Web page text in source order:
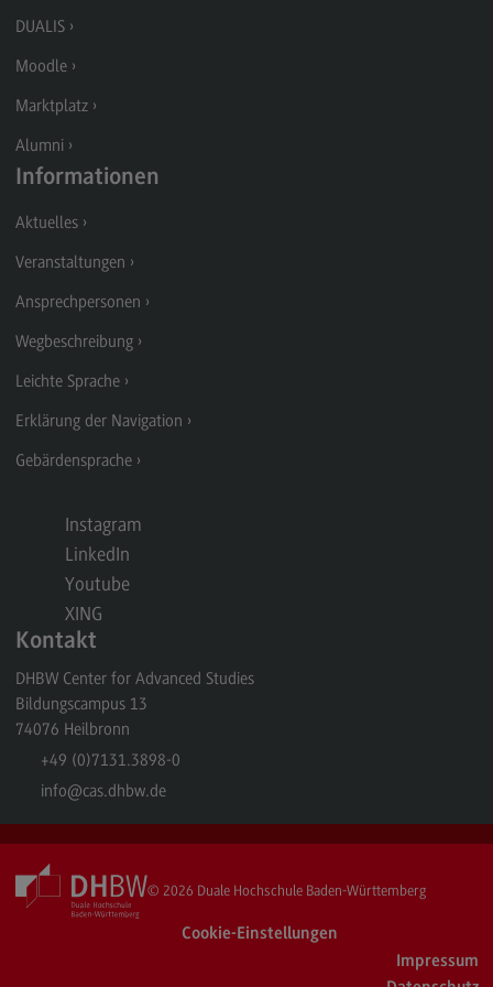
Modulangebot
Berufsperspektiven
Kontakt
Digital Business Management
Digital Business Management
Modulangebot
Berufsperspektiven
Kontakt
Digitalisierung in der Sozialen Arbeit
Digitalisierung in der Sozialen Arbeit
Modulangebot
Berufsperspektiven
Elektrotechnik und Informationstechnik
Elektrotechnik und Informationstechnik
Profil-O-Mat Elektrotechnik und
Informationstechnik
Rahmenbedingungen
Modulangebot
Berufsperspektiven
Kontakt
Entrepreneurship
Entrepreneurship
Modulangebot
DUALIS
Moodle
Marktplatz
Alumni
Informationen
Aktuelles
Veranstaltungen
Ansprechpersonen
Wegbeschreibung
Leichte Sprache
Erklärung der Navigation
Gebärdensprache
Instagram
LinkedIn
Youtube
XING
Kontakt
DHBW Center for Advanced Studies
Bildungscampus 13
74076 Heilbronn
+49 (0)7131.3898-0
info@cas.dhbw.de
© 2026 Duale Hochschule Baden-Württemberg
Cookie-Einstellungen
Impressum